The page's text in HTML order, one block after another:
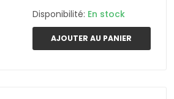
Disponibilité: En stock
AJOUTER AU PANIER